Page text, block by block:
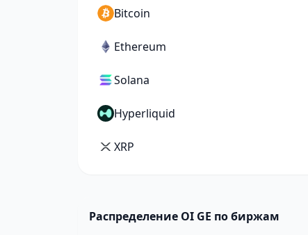
Bitcoin
Ethereum
Solana
Hyperliquid
XRP
Распределение OI GE по биржам